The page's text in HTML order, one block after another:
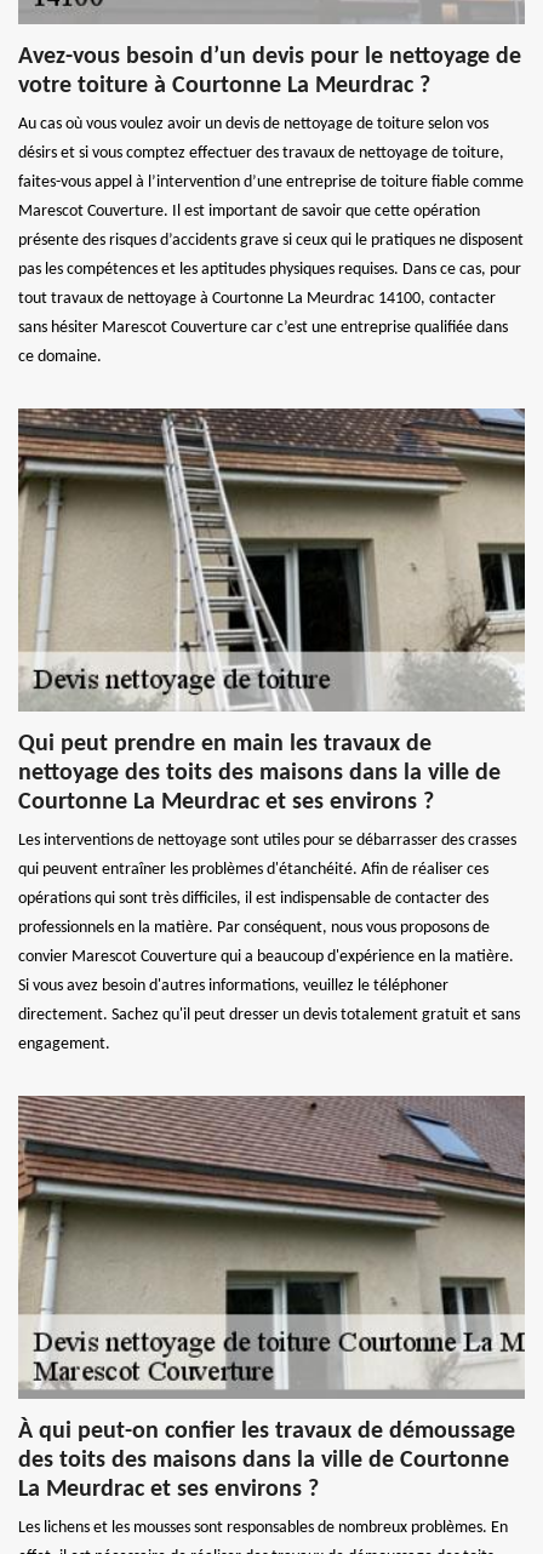
Avez-vous besoin d’un devis pour le nettoyage de
votre toiture à Courtonne La Meurdrac ?
Au cas où vous voulez avoir un devis de nettoyage de toiture selon vos
désirs et si vous comptez effectuer des travaux de nettoyage de toiture,
faites-vous appel à l’intervention d’une entreprise de toiture fiable comme
Marescot Couverture. Il est important de savoir que cette opération
présente des risques d’accidents grave si ceux qui le pratiques ne disposent
pas les compétences et les aptitudes physiques requises. Dans ce cas, pour
tout travaux de nettoyage à Courtonne La Meurdrac 14100, contacter
sans hésiter Marescot Couverture car c’est une entreprise qualifiée dans
ce domaine.
Qui peut prendre en main les travaux de
nettoyage des toits des maisons dans la ville de
Courtonne La Meurdrac et ses environs ?
Les interventions de nettoyage sont utiles pour se débarrasser des crasses
qui peuvent entraîner les problèmes d'étanchéité. Afin de réaliser ces
opérations qui sont très difficiles, il est indispensable de contacter des
professionnels en la matière. Par conséquent, nous vous proposons de
convier Marescot Couverture qui a beaucoup d'expérience en la matière.
Si vous avez besoin d'autres informations, veuillez le téléphoner
directement. Sachez qu'il peut dresser un devis totalement gratuit et sans
engagement.
À qui peut-on confier les travaux de démoussage
des toits des maisons dans la ville de Courtonne
La Meurdrac et ses environs ?
Les lichens et les mousses sont responsables de nombreux problèmes. En